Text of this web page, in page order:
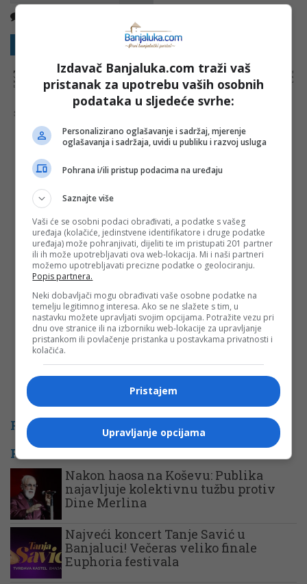
Kopirati
Prikaži komentare
NAPOMENA:
Komentari odražavaju stavove njihovih autora, a ne nužno i stavove internet portala Banjaluka.com. Molimo korisnike da se suzdrže od
vrijeđanja, psovanja i vulgarnog izražavanja. Portal Banjaluka.com zadržava pravo da obriše komentar bez najave i objašnjenja. Zbog velikog broja
komentara Banjaluka.com nije dužan obrisati sve komentare koji krše pravila. Kao čitalac takođe prihvatate mogućnost da među komentarima mogu
biti pronađeni sadržaji koji mogu biti u suprotnosti sa vašim vjerskim, moralnim i drugim načelima i uvjerenjima.
Šta mislite o ovoj temi?
Vaša e-mail adresa neće biti objavljena. Sva polja su
obavezna!
Ime*
Email*
PROMO
POVEZANE VIJESTI
Nakon haosa na Koševu: Publika
najavljuje kolektivnu tužbu protiv
Dine Merlina
Najveći koncert Tanje Savić u
Banjaluci! Večeras veliko finale
Euphoria festivala
Izdavač Banjaluka.com traži vaš
pristanak za upotrebu vaših osobnih
podataka u sljedeće svrhe:
Personalizirano oglašavanje i sadržaj, mjerenje
oglašavanja i sadržaja, uvidi u publiku i razvoj usluga
Pohrana i/ili pristup podacima na uređaju
Saznajte više
Vaši će se osobni podaci obrađivati, a podatke s vašeg
uređaja (kolačiće, jedinstvene identifikatore i druge podatke
uređaja) može pohranjivati, dijeliti te im pristupati 201 partner
ili ih može upotrebljavati ova web-lokacija. Mi i naši partneri
možemo upotrebljavati precizne podatke o geolociranju.
Popis partnera.
Neki dobavljači mogu obrađivati vaše osobne podatke na
temelju legitimnog interesa. Ako se ne slažete s tim, u
nastavku možete upravljati svojim opcijama. Potražite vezu pri
dnu ove stranice ili na izborniku web-lokacije za upravljanje
pristankom ili povlačenje pristanka u postavkama privatnosti i
kolačića.
Pristajem
Upravljanje opcijama